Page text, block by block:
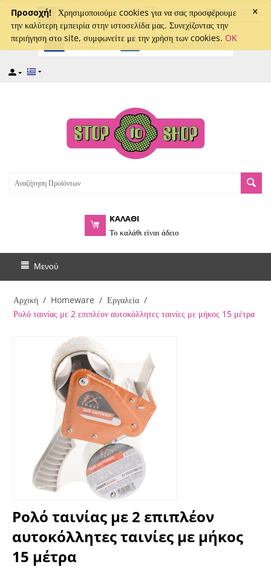
×
Προσοχή! Χρησιμοποιούμε cookies για να σας προσφέρουμε
την καλύτερη εμπειρία στην ιστοσελίδα μας. Συνεχίζοντας την
περιήγηση στο site, συμφωνείτε με την χρήση των cookies. OK
captcha
ΚΑΛΑΘΙ
Το καλάθι είναι άδειο
Μενού
Αρχική / Homeware / Εργαλεία /
Ρολό ταινίας με 2 επιπλέον αυτοκόλλητες ταινίες με μήκος 15 μέτρα
Ρολό ταινίας με 2 επιπλέον
αυτοκόλλητες ταινίες με μήκος
15 μέτρα